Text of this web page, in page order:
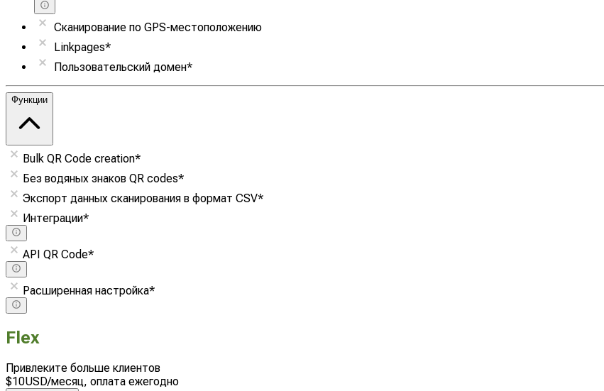
Сканирование по GPS-местоположению
Linkpages*
Пользовательский домен*
Функции
Bulk QR Code creation*
Без водяных знаков QR codes*
Экспорт данных сканирования в формат CSV*
Интеграции*
API QR Code*
Расширенная настройка*
Flex
Привлеките больше клиентов
$10USD/месяц, оплата ежегодно